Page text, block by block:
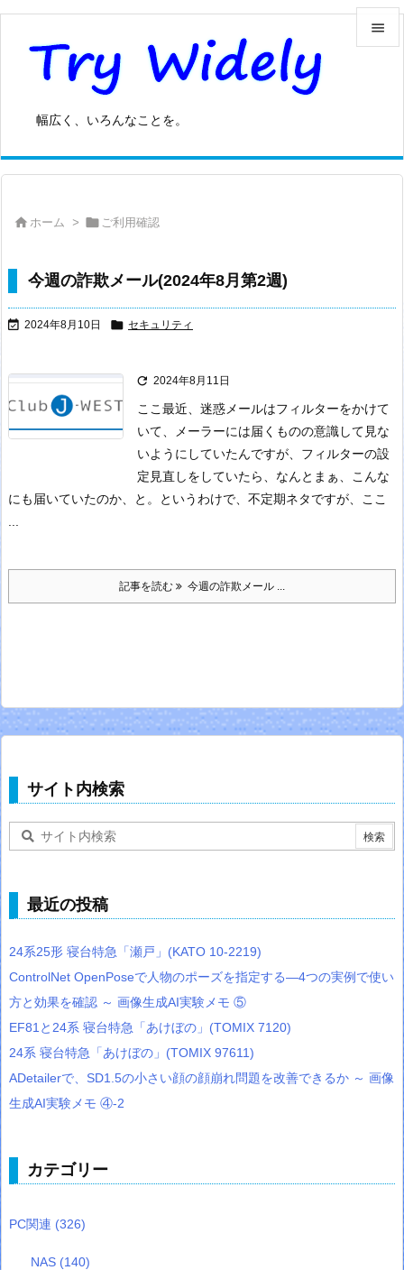
幅広く、いろんなことを。


前へ
 ホーム >  ご利用確認
今週の詐欺メール(2024年8月第2週)
 2024年8月10日  セキュリティ
 2024年8月11日
ここ最近、迷惑メールはフィルターをかけて
いて、メーラーには届くものの意識して見な
いようにしていたんですが、フィルターの設
定見直しをしていたら、なんとまぁ、こんな
にも届いていたのか、と。
というわけで、不定期ネタですが、ここ
記事を読む 今週の詐欺メール ...
サイト内検索
最近の投稿
24系25形 寝台特急「瀬戸」(KATO 10-2219)
ControlNet OpenPoseで人物のポーズを指定する―4つの実例で使い
方と効果を確認 ～ 画像生成AI実験メモ ⑤
EF81と24系 寝台特急「あけぼの」(TOMIX 7120)
24系 寝台特急「あけぼの」(TOMIX 97611)
ADetailerで、SD1.5の小さい顔の顔崩れ問題を改善できるか ～ 画像
生成AI実験メモ ④-2
カテゴリー
PC関連 (326)
NAS (140)